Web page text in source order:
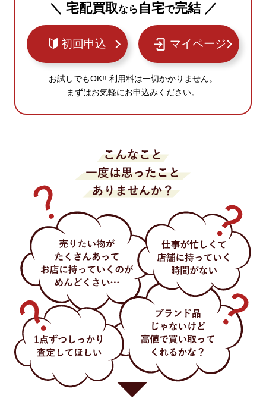
＼ 宅配買取なら 自宅で完結 ／
初回申込 マイページ
お試しでもOK!! 利用料は一切かかりません。
まずはお気軽にお申込みください。